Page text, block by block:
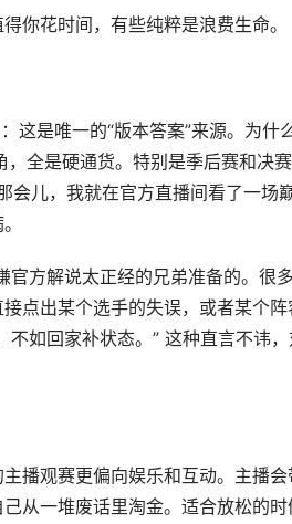
你花时间，有些纯粹是浪费生命。
这是唯一的“版本答案”来源。为什
全是硬通货。特别是季后赛和决
儿，我就在官方直播间看了一场
官方解说太正经的兄弟准备的。很
点出某个选手的失误，或者某个
如回家补状态。” 这种直言不讳
播观赛更偏向娱乐和互动。主播
从一堆废话里淘金。适合放松的